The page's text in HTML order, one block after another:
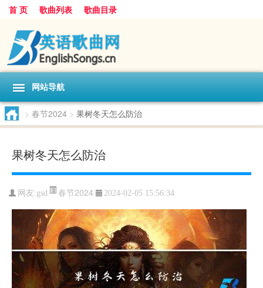
首 页 歌曲列表 歌曲目录
网站导航
> 春节2024 > 果树冬天怎么防治
果树冬天怎么防治
网友:gsd 春节2024 2024-02-05 15:56:34